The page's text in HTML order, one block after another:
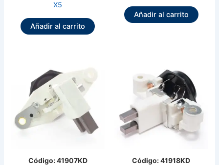
X5
Añadir al carrito
Añadir al carrito
Código: 41907KD Código: 41918KD